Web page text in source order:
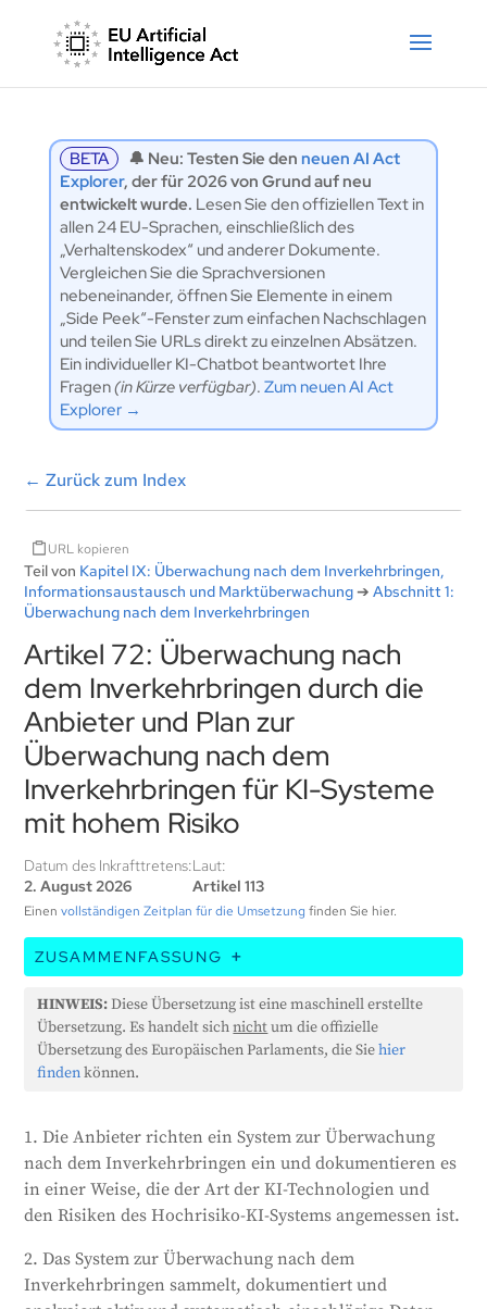
BETA 🔔 Neu: Testen Sie den neuen AI Act
Explorer, der für 2026 von Grund auf neu
entwickelt wurde. Lesen Sie den offiziellen Text in
allen 24 EU-Sprachen, einschließlich des
„Verhaltenskodex“ und anderer Dokumente.
Vergleichen Sie die Sprachversionen
nebeneinander, öffnen Sie Elemente in einem
„Side Peek“-Fenster zum einfachen Nachschlagen
und teilen Sie URLs direkt zu einzelnen Absätzen.
Ein individueller KI-Chatbot beantwortet Ihre
Fragen(in Kürze verfügbar). Zum neuen AI Act
Explorer →
←Zurück zum Index
URL kopieren
Teil von Kapitel IX: Überwachung nach dem Inverkehrbringen,
Informationsaustausch und Marktüberwachung➔Abschnitt 1:
Überwachung nach dem Inverkehrbringen
Artikel 72: Überwachung nach
dem Inverkehrbringen durch die
Anbieter und Plan zur
Überwachung nach dem
Inverkehrbringen für KI-Systeme
mit hohem Risiko
Datum des Inkrafttretens:
2. August 2026
Laut:
Artikel 113
Einenvollständigen Zeitplan für die Umsetzung finden Sie hier.
ZUSAMMENFASSUNG
Das EU-KI-Gesetz verpflichtet die Anbieter von
risikoreichen KI-Systemen zur Einrichtung eines
Überwachungssystems nach dem Inverkehrbringen.
Dieses System sollte Daten über die Leistung dieser
sammeln und analysieren, um sicherzustellen, dass
sie weiterhin den Vorschriften entsprechen. Das
Überwachungssystem sollte sich auf einen Plan
stützen, der Teil der technischen Dokumentation ist.
Die EU-Kommission wird eine Vorlage für diesen
Plan zur Verfügung stellen. Wenn bereits ein
Überwachungssystem im Rahmen anderer
Rechtsvorschriften besteht, können die Anbieter die
HINWEIS:Diese Übersetzung ist eine maschinell erstellte
Übersetzung. Es handelt sichnichtum die offizielle
Übersetzung des Europäischen Parlaments, die Siehier
findenkönnen.
1. Die Anbieter richten ein System zur Überwachung
nach dem Inverkehrbringen ein und dokumentieren es
in einer Weise, die der Art der KI-Technologien und
den Risiken des Hochrisiko-KI-Systems angemessen ist.
2. Das System zur Überwachung nach dem
Inverkehrbringen sammelt, dokumentiert und